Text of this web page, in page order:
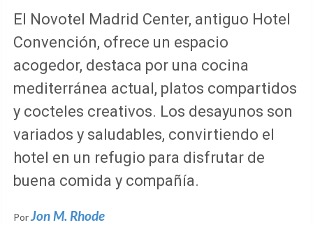
El Novotel Madrid Center, antiguo Hotel
Convención, ofrece un espacio
acogedor, destaca por una cocina
mediterránea actual, platos compartidos
y cocteles creativos. Los desayunos son
variados y saludables, convirtiendo el
hotel en un refugio para disfrutar de
buena comida y compañía.
PorJon M. Rhode